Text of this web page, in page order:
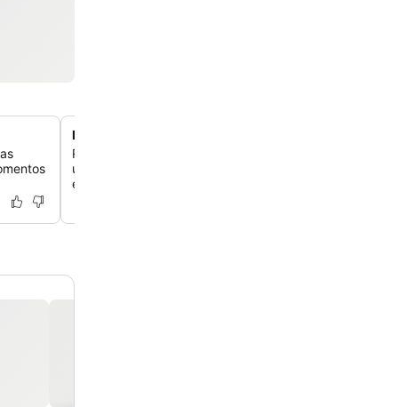
Instalações de bem-estar com spa e sauna
Rejuvenesça no spa do local, que oferece serviços de
uma sala de vapor e uma sauna, além de uma
equipada.